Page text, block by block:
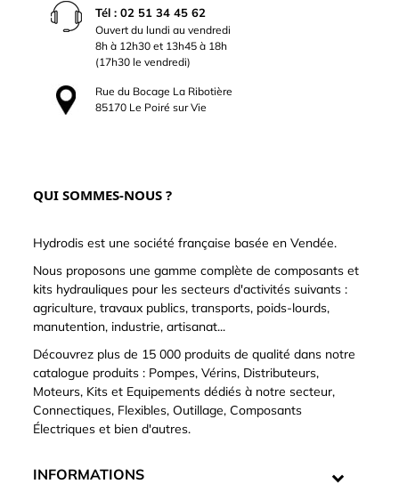
Tél : 02 51 34 45 62
Ouvert du lundi au vendredi
8h à 12h30 et 13h45 à 18h
(17h30 le vendredi)
Rue du Bocage La Ribotière
85170 Le Poiré sur Vie
QUI SOMMES-NOUS ?
Hydrodis est une société française basée en Vendée.
Nous proposons une gamme complète de composants et
kits hydrauliques pour les secteurs d'activités suivants :
agriculture, travaux publics, transports, poids-lourds,
manutention, industrie, artisanat...
Découvrez plus de 15 000 produits de qualité dans notre
catalogue produits : Pompes, Vérins, Distributeurs,
Moteurs, Kits et Equipements dédiés à notre secteur,
Connectiques, Flexibles, Outillage, Composants
Électriques et bien d'autres.
INFORMATIONS